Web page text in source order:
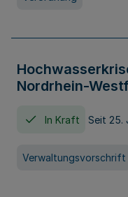
Nordrhein-
In Kraft Seit 25.
Verwaltungsvorschrift